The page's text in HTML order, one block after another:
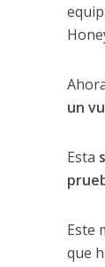
un
Esta
Este
que